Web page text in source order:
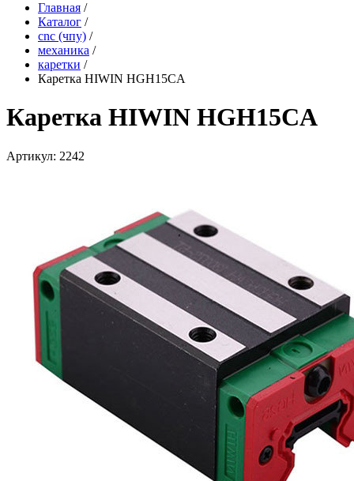
Главная /
Каталог /
cnc (чпу) /
механика /
каретки /
Каретка HIWIN HGH15CA
Каретка HIWIN HGH15CA
Артикул: 2242